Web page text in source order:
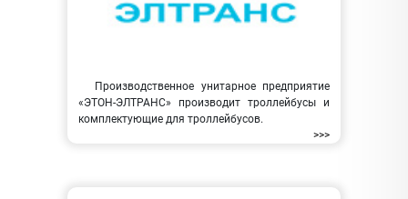
Производственное унитарное предприятие
«ЭТОН-ЭЛТРАНС» производит троллейбусы и
комплектующие для троллейбусов.
>>>